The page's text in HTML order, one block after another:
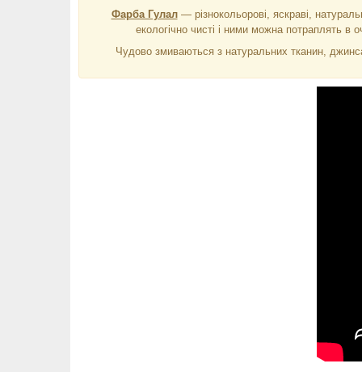
Фарба Гулал― різнокольорові, яскраві,
екологічно чисті і ними можна потраплять в
Чудово змиваються з натуральних тканин,